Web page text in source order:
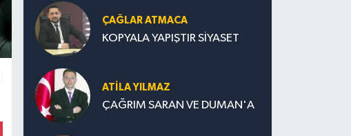
ÇAĞLAR ATMACA
KOPYALA YAPIŞTIR SİYASET
ATILA YILMAZ
ÇAĞRIM SARAN VE DUMAN'A